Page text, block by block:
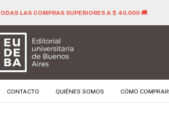
LAS COMPRAS SUPERIORES A $ 40.000 🚚
CONTACTO QUIÉNES SOMOS CÓMO COMPRAR